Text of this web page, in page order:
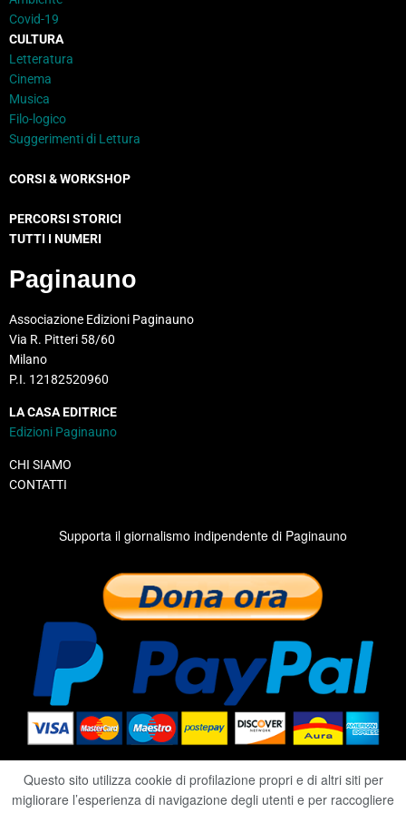
Covid-19
CULTURA
Letteratura
Cinema
Musica
Filo-logico
Suggerimenti di Lettura
CORSI & WORKSHOP
PERCORSI STORICI
TUTTI I NUMERI
Paginauno
Associazione Edizioni Paginauno
Via R. Pitteri 58/60
Milano
P.I. 12182520960
LA CASA EDITRICE
Edizioni Paginauno
CHI SIAMO
CONTATTI
Supporta il giornalismo indipendente di Paginauno
Questo sito utilizza cookie di profilazione propri e di altri siti per
migliorare l’esperienza di navigazione degli utenti e per raccogliere